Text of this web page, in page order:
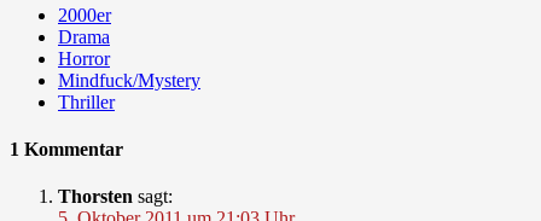
2000er
Drama
Horror
Mindfuck/Mystery
Thriller
1 Kommentar
Thorsten sagt: